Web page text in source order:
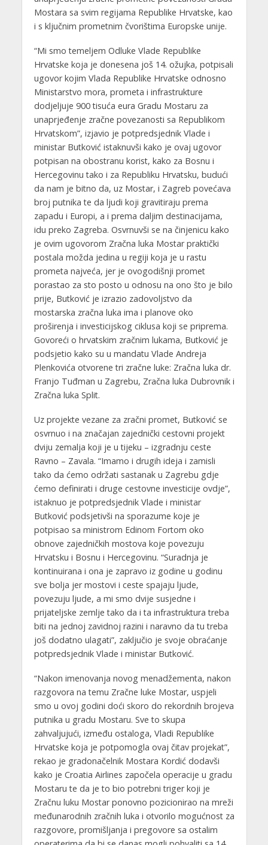
Mostara sa svim regijama Republike Hrvatske, kao
i s ključnim prometnim čvorištima Europske unije.
“Mi smo temeljem Odluke Vlade Republike
Hrvatske koja je donesena još 14. ožujka, potpisali
ugovor kojim Vlada Republike Hrvatske odnosno
Ministarstvo mora, prometa i infrastrukture
dodjeljuje 900 tisuća eura Gradu Mostaru za
unaprjeđenje zračne povezanosti sa Republikom
Hrvatskom”, izjavio je potpredsjednik Vlade i
ministar Butković istaknuvši kako je ovaj ugovor
potpisan na obostranu korist, kako za Bosnu i
Hercegovinu tako i za Republiku Hrvatsku, budući
da nam je bitno da, uz Mostar, i Zagreb povećava
broj putnika te da ljudi koji gravitiraju prema
zapadu i Europi, a i prema daljim destinacijama,
idu preko Zagreba. Osvrnuvši se na činjenicu kako
je ovim ugovorom Zračna luka Mostar praktički
postala možda jedina u regiji koja je u rastu
prometa najveća, jer je ovogodišnji promet
porastao za sto posto u odnosu na ono što je bilo
prije, Butković je izrazio zadovoljstvo da
mostarska zračna luka ima i planove oko
proširenja i investicijskog ciklusa koji se priprema.
Govoreći o hrvatskim zračnim lukama, Butković je
podsjetio kako su u mandatu Vlade Andreja
Plenkovića otvorene tri zračne luke: Zračna luka dr.
Franjo Tuđman u Zagrebu, Zračna luka Dubrovnik i
Zračna luka Split.
Uz projekte vezane za zračni promet, Butković se
osvrnuo i na značajan zajednički cestovni projekt
dviju zemalja koji je u tijeku – izgradnju ceste
Ravno – Zavala. “Imamo i drugih ideja i zamisli
tako da ćemo održati sastanak u Zagrebu gdje
ćemo definirati i druge cestovne investicije ovdje”,
istaknuo je potpredsjednik Vlade i ministar
Butković podsjetivši na sporazume koje je
potpisao sa ministrom Edinom Fortom oko
obnove zajedničkih mostova koje povezuju
Hrvatsku i Bosnu i Hercegovinu. “Suradnja je
kontinuirana i ona je zapravo iz godine u godinu
sve bolja jer mostovi i ceste spajaju ljude,
povezuju ljude, a mi smo dvije susjedne i
prijateljske zemlje tako da i ta infrastruktura treba
biti na jednoj zavidnoj razini i naravno da tu treba
još dodatno ulagati”, zaključio je svoje obraćanje
potpredsjednik Vlade i ministar Butković.
“Nakon imenovanja novog menadžementa, nakon
razgovora na temu Zračne luke Mostar, uspjeli
smo u ovoj godini doći skoro do rekordnih brojeva
putnika u gradu Mostaru. Sve to skupa
zahvaljujući, između ostaloga, Vladi Republike
Hrvatske koja je potpomogla ovaj čitav projekat”,
rekao je gradonačelnik Mostara Kordić dodavši
kako je Croatia Airlines započela operacije u gradu
Mostaru te da je to bio potrebni triger koji je
Zračnu luku Mostar ponovno pozicionirao na mreži
međunarodnih zračnih luka i otvorilo mogućnost za
razgovore, promišljanja i pregovore sa ostalim